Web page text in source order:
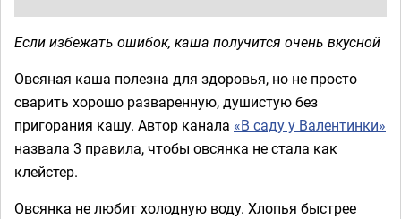
Если избежать ошибок, каша получится очень вкусной
Овсяная каша полезна для здоровья, но не просто
сварить хорошо разваренную, душистую без
пригорания кашу. Автор канала «В саду у Валентинки»
назвала 3 правила, чтобы овсянка не стала как
клейстер.
Овсянка не любит холодную воду. Хлопья быстрее